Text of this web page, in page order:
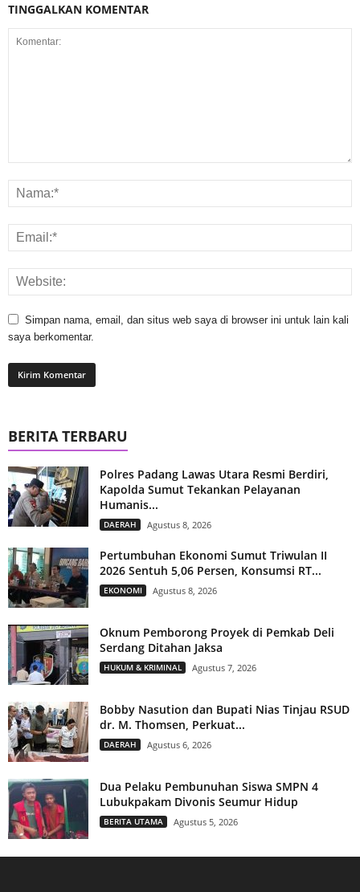
TINGGALKAN KOMENTAR
Simpan nama, email, dan situs web saya di browser ini untuk lain kali
saya berkomentar.
BERITA TERBARU
Polres Padang Lawas Utara Resmi Berdiri,
Kapolda Sumut Tekankan Pelayanan
Humanis...
DAERAH Agustus 8, 2026
Pertumbuhan Ekonomi Sumut Triwulan II
2026 Sentuh 5,06 Persen, Konsumsi RT...
EKONOMI Agustus 8, 2026
Oknum Pemborong Proyek di Pemkab Deli
Serdang Ditahan Jaksa
HUKUM & KRIMINAL Agustus 7, 2026
Bobby Nasution dan Bupati Nias Tinjau RSUD
dr. M. Thomsen, Perkuat...
DAERAH Agustus 6, 2026
Dua Pelaku Pembunuhan Siswa SMPN 4
Lubukpakam Divonis Seumur Hidup
BERITA UTAMA Agustus 5, 2026